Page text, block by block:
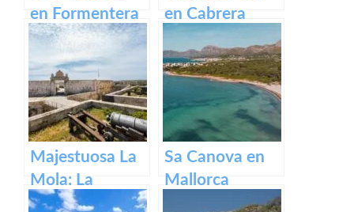
en Formentera
en Cabrera
Majestuosa La
Mola: La
Fortaleza de
Sa Canova en
Mallorca